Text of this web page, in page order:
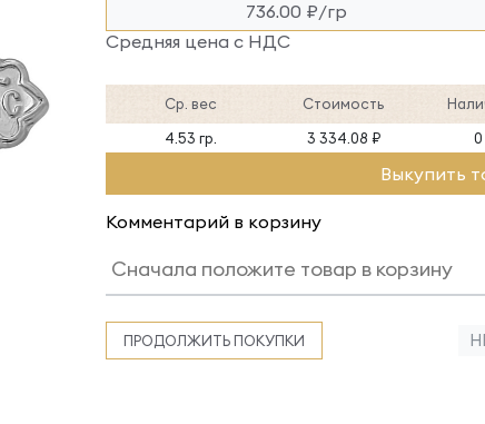
736.00 ₽/гр
Средняя цена с НДС
Ср. вес Стоимость
4.53 гр.
3 334.08 ₽ 0
Выкупить
Комментарий в корзину
ПРОДОЛЖИТЬ ПОКУПКИ